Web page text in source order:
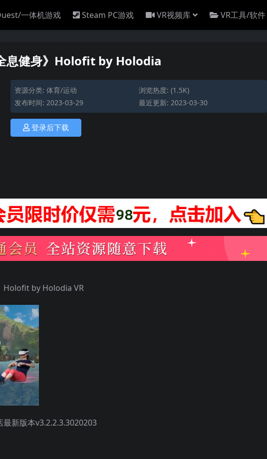
一体机游戏 Steam PC游戏 VR视频库 VR工具/软件
息健身》Holofit by Holodia
资源分类: 体育/运动
浏览热度: (1.5K)
发布时间: 2023-03-29
最近更新: 2023-03-30
登录后下载
Holofit by Holodia VR
最新版本v3.2.2.3.3020203